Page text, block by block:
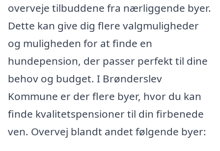
overveje tilbuddene fra nærliggende byer.
Dette kan give dig flere valgmuligheder
og muligheden for at finde en
hundepension, der passer perfekt til dine
behov og budget. I Brønderslev
Kommune er der flere byer, hvor du kan
finde kvalitetspensioner til din firbenede
ven. Overvej blandt andet følgende byer: